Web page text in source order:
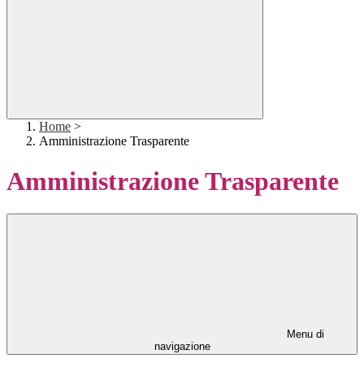
Home >
Amministrazione Trasparente
Amministrazione Trasparente
Menu di
navigazione